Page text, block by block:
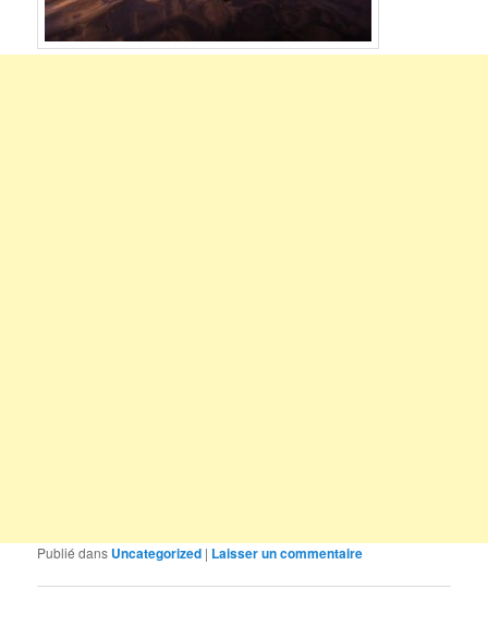
Publié dans Uncategorized | Laisser un commentaire